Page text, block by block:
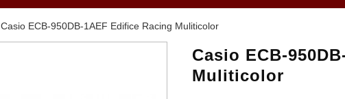
Casio ECB-950DB-1AEF Edifice Racing Muliticolor
Casio ECB-
Muliticolor